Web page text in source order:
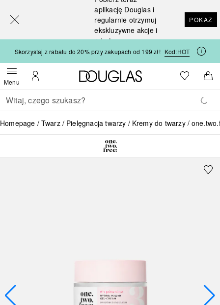
aplikację Douglas i
regularnie otrzymuj
ekskluzywne akcje i
rabaty
POKAŻ
Skorzystaj z rabatu do 20% przy zakupach od 199 zł! Kod:HOT
MenuOtwórz menuMoje konto
Strona główna Douglas
Do listyDo
Wracać
Wykonaj wyszukiwanie
Homepage Twarz Pielęgnacja twarzy Kremy do twarzy
[navigation.slideout.screenreader]